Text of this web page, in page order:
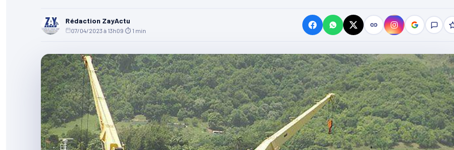
Rédaction ZayActu
07/04/2023 à 13h09 ⏱ 1 min